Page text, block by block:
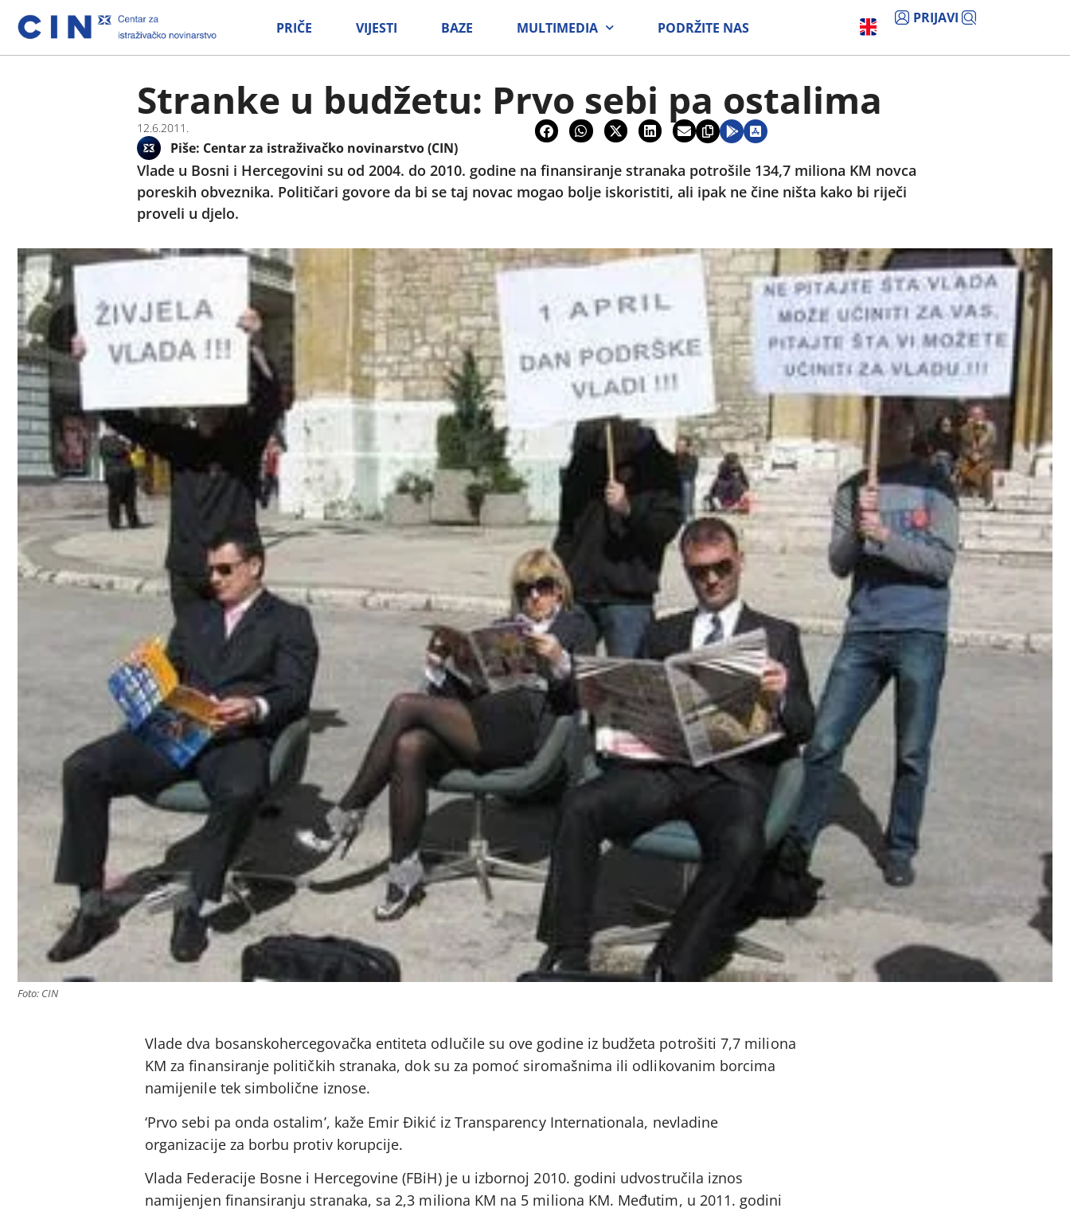
PRIČE VIJESTI BAZE MULTIMEDIA PODRŽITE NAS
PRIJAVI
Stranke u budžetu: Prvo sebi pa ostalima
12.6.2011.
Piše: Centar za istraživačko novinarstvo (CIN)
Vlade u Bosni i Hercegovini su od 2004. do 2010. godine na finansiranje stranaka potrošile 134,7 miliona KM novca
poreskih obveznika. Političari govore da bi se taj novac mogao bolje iskoristiti, ali ipak ne čine ništa kako bi riječi
proveli u djelo.
Foto: CIN
Vlade dva bosanskohercegovačka entiteta odlučile su ove godine iz budžeta potrošiti 7,7 miliona
KM za finansiranje političkih stranaka, dok su za pomoć siromašnima ili odlikovanim borcima
namijenile tek simbolične iznose.
‘Prvo sebi pa onda ostalim’, kaže Emir Đikić iz Transparency Internationala, nevladine
organizacije za borbu protiv korupcije.
Vlada Federacije Bosne i Hercegovine (FBiH) je u izbornoj 2010. godini udvostručila iznos
namijenjen finansiranju stranaka, sa 2,3 miliona KM na 5 miliona KM. Međutim, u 2011. godini